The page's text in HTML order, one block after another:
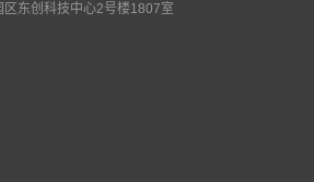
东创科技中心2号楼1807室